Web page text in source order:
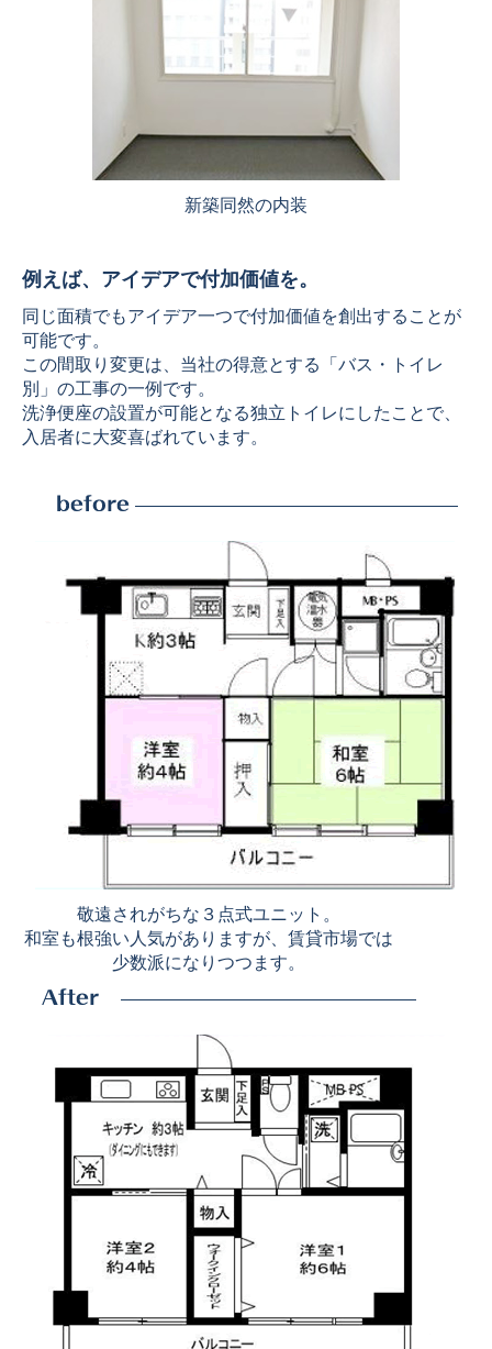
新築同然の内装
例えば、アイデアで付加価値を。
同じ面積でもアイデア一つで付加価値を創出することが
可能です。
この間取り変更は、当社の得意とする「バス・トイレ
別」の工事の一例です。
洗浄便座の設置が可能となる独立トイレにしたことで、
入居者に大変喜ばれています。
敬遠されがちな３点式ユニット。
和室も根強い人気がありますが、賃貸市場では
少数派になりつつます。